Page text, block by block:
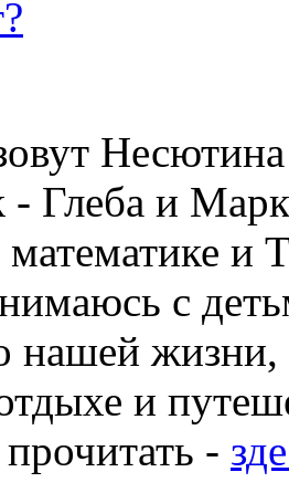
- Глеба и
математике
с
нашей
и
-